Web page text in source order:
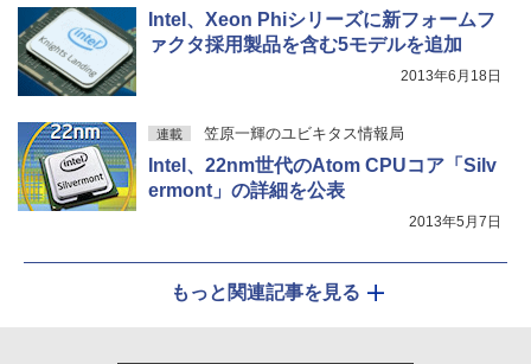
Intel、Xeon Phiシリーズに新フォームフ
ァクタ採用製品を含む5モデルを追加
2013年6月18日
連載 笠原一輝のユビキタス情報局
Intel、22nm世代のAtom CPUコア「Silv
ermont」の詳細を公表
2013年5月7日
もっと関連記事を見る